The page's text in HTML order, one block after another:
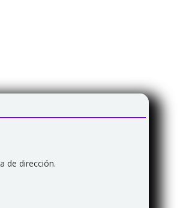
de dirección.